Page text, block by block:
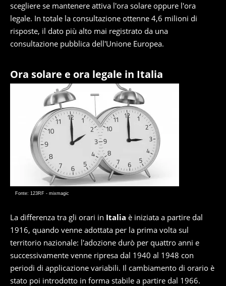
scegliere se mantenere attiva l'ora solare oppure l'ora
legale. In totale la consultazione ottenne 4,6 milioni di
risposte, il dato più alto mai registrato da una
consultazione pubblica dell'Unione Europea.
Ora solare e ora legale in Italia
Fonte: 123RF - mixmagic
La differenza tra gli orari in Italia è iniziata a partire dal
1916, quando venne adottata per la prima volta sul
territorio nazionale: l'adozione durò per quattro anni e
successivamente venne ripresa dal 1940 al 1948 con
periodi di applicazione variabili. Il cambiamento di orario è
stato poi introdotto in forma stabile a partire dal 1966.